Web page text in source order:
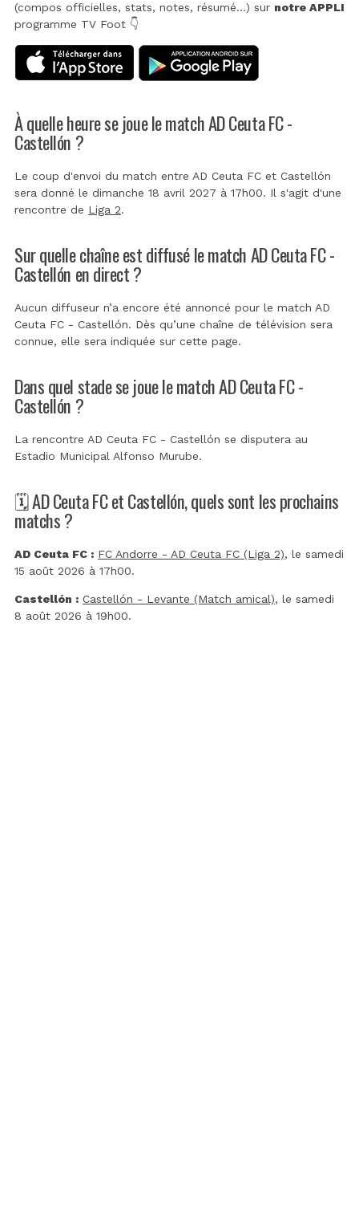
(compos officielles, stats, notes, résumé...) sur notre APPLI
programme TV Foot 👇
À quelle heure se joue le match AD Ceuta FC -
Castellón ?
Le coup d'envoi du match entre AD Ceuta FC et Castellón
sera donné le dimanche 18 avril 2027 à 17h00. Il s'agit d'une
rencontre de Liga 2.
Sur quelle chaîne est diffusé le match AD Ceuta FC -
Castellón en direct ?
Aucun diffuseur n’a encore été annoncé pour le match AD
Ceuta FC - Castellón. Dès qu’une chaîne de télévision sera
connue, elle sera indiquée sur cette page.
Dans quel stade se joue le match AD Ceuta FC -
Castellón ?
La rencontre AD Ceuta FC - Castellón se disputera au
Estadio Municipal Alfonso Murube.
🗓️ AD Ceuta FC et Castellón, quels sont les prochains
matchs ?
AD Ceuta FC : FC Andorre - AD Ceuta FC (Liga 2), le samedi
15 août 2026 à 17h00.
Castellón : Castellón - Levante (Match amical), le samedi
8 août 2026 à 19h00.